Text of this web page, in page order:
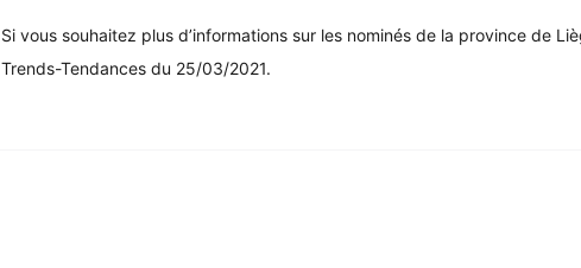
Si vous souhaitez plus d’informations sur les nominés de la province de
Trends-Tendances du 25/03/2021.